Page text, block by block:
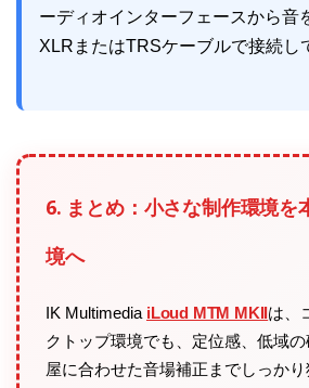
ーディオインターフェースから音
XLRまたはTRSケーブルで接続し
6. まとめ：小さな制作環境を
境へ
IK Multimedia iLoud MTM MKII は、
クトップ環境でも、定位感、低域
屋に合わせた音場補正までしっか